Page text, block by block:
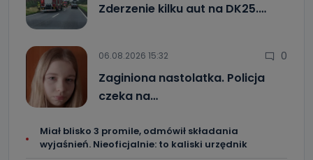
Zderzenie kilku aut na DK25.…
06.08.2026 15:32 0
Zaginiona nastolatka. Policja
czeka na…
Miał blisko 3 promile, odmówił składania
wyjaśnień. Nieoficjalnie: to kaliski urzędnik